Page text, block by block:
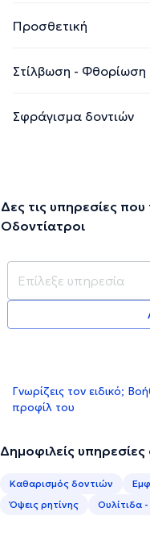
Προσθετική
Στίλβωση - Φθορίωση
Σφράγισμα δοντιών
Δες τις υπηρεσίες
Οδοντίατροι
Γνωρίζεις τον ειδικό;
προφίλ του
Δημοφιλείς
Καθαρισμός δοντιών
Όψεις ρητίνης
Ουλίτιδα